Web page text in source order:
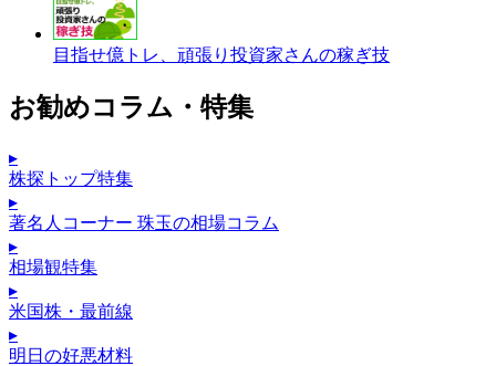
目指せ億トレ、頑張り投資家さんの稼ぎ技
お勧めコラム・特集
▸
株探トップ特集
▸
著名人コーナー 珠玉の相場コラム
▸
相場観特集
▸
米国株・最前線
▸
明日の好悪材料